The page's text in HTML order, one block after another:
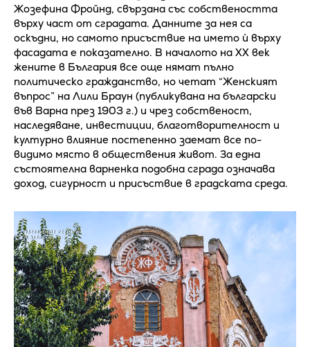
Жозефина Фройнд, свързана със собствеността
върху част от сградата. Данните за нея са
оскъдни, но самото присъствие на името ѝ върху
фасадата е показателно. В началото на ХХ век
жените в България все още нямат пълно
политическо гражданство, но четат “Женският
въпрос” на Лили Браун (публикувана на български
във Варна през 1903 г.) и чрез собственост,
наследяване, инвестиции, благотворителност и
културно влияние постепенно заемат все по-
видимо място в обществения живот. За една
състоятелна варненка подобна сграда означава
доход, сигурност и присъствие в градската среда.